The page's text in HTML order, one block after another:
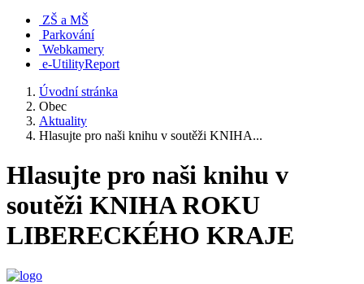
ZŠ a MŠ
Parkování
Webkamery
e-UtilityReport
Úvodní stránka
Obec
Aktuality
Hlasujte pro naši knihu v soutěži KNIHA...
Hlasujte pro naši knihu v
soutěži KNIHA ROKU
LIBERECKÉHO KRAJE